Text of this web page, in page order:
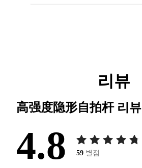
리뷰
高强度隐形自拍杆 리뷰
4.8 59 별점